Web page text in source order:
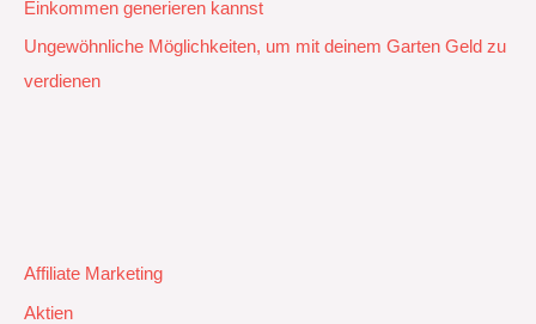
Einkommen generieren kannst
Ungewöhnliche Möglichkeiten, um mit deinem Garten Geld zu
verdienen
Affiliate Marketing
Aktien